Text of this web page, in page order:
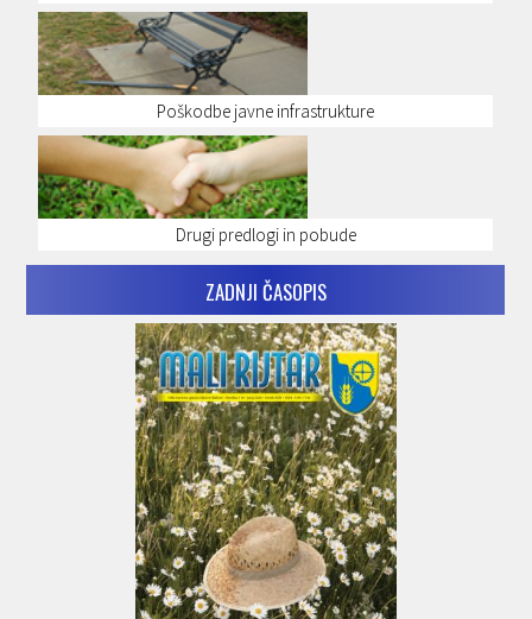
Poškodbe javne infrastrukture
Drugi predlogi in pobude
ZADNJI ČASOPIS